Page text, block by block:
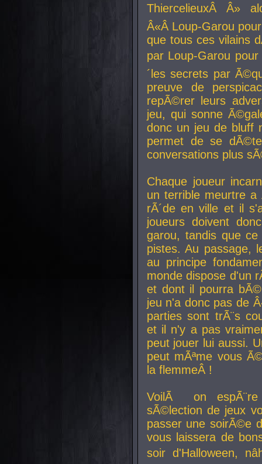
ThiercelieuxÂ Â»
Â«Â Loup-Garou
que tous ces vilains
par Loup-Garou
´les secrets par
preuve de
repÃ©rer leurs
jeu, qui sonne
donc un jeu de bluff
permet de se
conversations plus
Chaque joueur
un terrible meurtre
rÃ´de en ville et il
joueurs doivent
garou, tandis que
pistes. Au passage,
au principe
monde dispose d'un
et dont il pourra
jeu n'a donc pas de
parties sont trÃ¨s
et il n'y a pas
peut jouer lui aussi.
peut mÃªme vous
la flemmeÂ !
VoilÃ on
sÃ©lection de jeux
passer une soirÃ©e
vous laissera de
soir d'Halloween,